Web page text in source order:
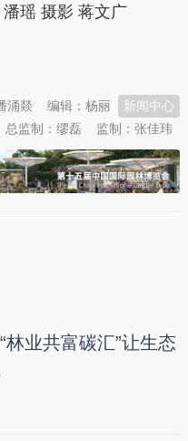
瑶 摄影 蒋文广
新闻中心
编辑：杨丽
涌燚
监制：张佳玮
总监制：缪磊
林业共富碳汇”让生态